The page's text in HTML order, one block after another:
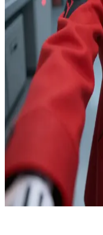
เอ็ดเวิร์ด เอลริค นักเล่
ณ ห้องแล็บหมายเลข
แปรธาตุตัวมนุษย์ที่กำลั
ขณะที่หน่วยทหารลาด
คุณคือเสมียนวิจัยที่แฝง
ห้องแล็บไว้ ซึ่งคุณสาม
โซน เอ็ดเวิร์ดต้องการ
ให้ถึงห้องแกนกลางก่
ผิด หลักฐานทั้งหมดจะ
ท่ามกลางเสียงสัญญา
ปิดลง เอ็ดเวิร์ดตะโกน
Show more